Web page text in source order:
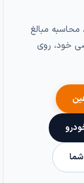
مبالغ
خود، روی